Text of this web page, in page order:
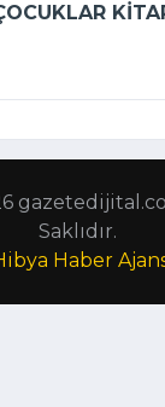
Saklıdır.
Haber